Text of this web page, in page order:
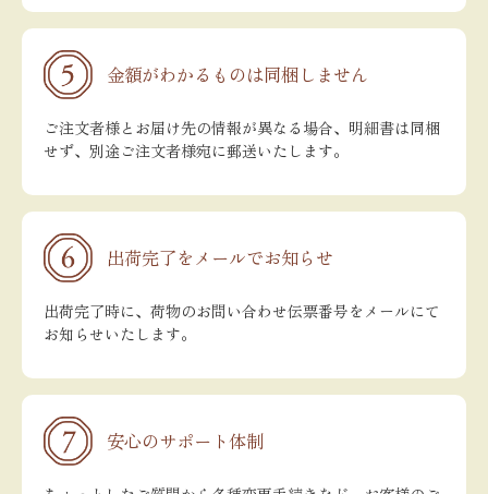
金額がわかるものは同梱しません
ご注文者様とお届け先の情報が異なる場合、明細書は同梱
せず、別途ご注文者様宛に郵送いたします。
出荷完了をメールでお知らせ
出荷完了時に、荷物のお問い合わせ伝票番号をメールにて
お知らせいたします。
安心のサポート体制